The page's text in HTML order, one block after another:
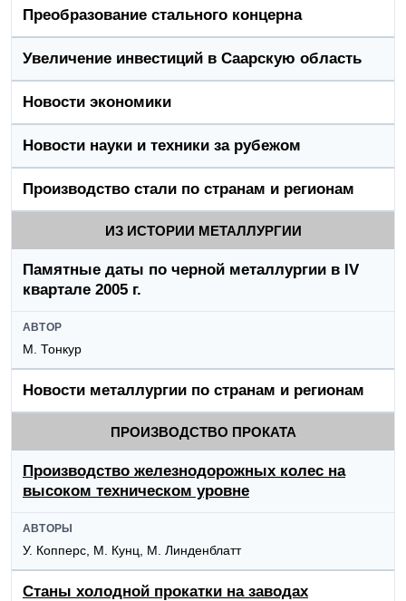
Преобразование стального концерна
Увеличение инвестиций в Саарскую область
Новости экономики
Новости науки и техники за рубежом
Производство стали по странам и регионам
ИЗ ИСТОРИИ МЕТАЛЛУРГИИ
Памятные даты по черной металлургии в IV
квартале 2005 г.
АВТОР
М. Тонкур
Новости металлургии по странам и регионам
ПРОИЗВОДСТВО ПРОКАТА
Производство железнодорожных колес на
высоком техническом уровне
АВТОРЫ
У. Копперс, М. Кунц, М. Линденблатт
Станы холодной прокатки на заводах